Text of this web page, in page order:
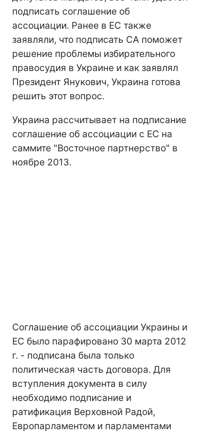
подписать соглашение об
ассоциации. Ранее в ЕС также
заявляли, что подписать СА поможет
решение проблемы избирательного
правосудия в Украине и как заявлял
Президент Янукович, Украина готова
решить этот вопрос.
Украина рассчитывает на подписание
соглашение об ассоциации с ЕС на
саммите "Восточное партнерство" в
ноябре 2013.
Соглашение об ассоциации Украины и
ЕС было парафировано 30 марта 2012
г. - подписана была только
политическая часть договора. Для
вступления документа в силу
необходимо подписание и
ратификация Верховной Радой,
Европарламентом и парламентами